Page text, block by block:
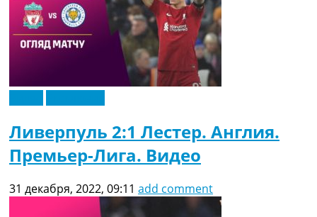
Ливерпуль 2:1 Лестер. Англия.
Премьер-Лига. Видео
31 декабря, 2022, 09:11 add comment